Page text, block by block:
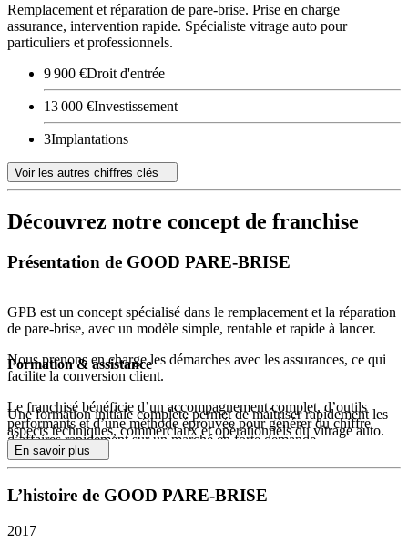
Remplacement et réparation de pare-brise. Prise en charge
assurance, intervention rapide. Spécialiste vitrage auto pour
particuliers et professionnels.
9 900 €Droit d'entrée
13 000 €Investissement
3Implantations
Voir les autres chiffres clés
Découvrez notre concept de franchise
Présentation de GOOD PARE-BRISE
GPB est un concept spécialisé dans le remplacement et la réparation
de pare-brise, avec un modèle simple, rentable et rapide à lancer.
Nous prenons en charge les démarches avec les assurances, ce qui
facilite la conversion client.
Le franchisé bénéficie d’un accompagnement complet, d’outils
performants et d’une méthode éprouvée pour générer du chiffre
d’affaires rapidement sur un marché en forte demande.
Formation & assistance
Une formation initiale complète permet de maîtriser rapidement les
aspects techniques, commerciaux et opérationnels du vitrage auto.
Le franchisé est accompagné à chaque étape : lancement, acquisition
performants et une assistance réactive pour garantir performance et
En savoir plus
L’histoire de GOOD PARE-BRISE
2017